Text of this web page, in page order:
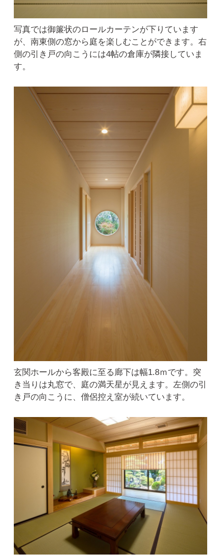
写真では御簾状のロールカーテンが下りています
が、南東側の窓から庭を楽しむことができます。右
側の引き戸の向こうには4帖の倉庫が隣接していま
す。
玄関ホールから客殿に至る廊下は幅1.8ｍです。突
き当りは丸窓で、庭の満天星が見えます。左側の引
き戸の向こうに、僧侶控え室が続いています。